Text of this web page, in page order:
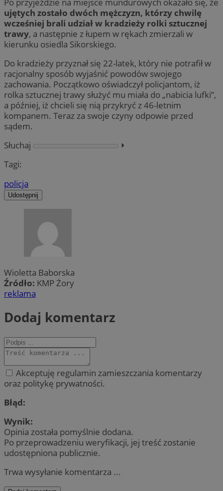
ujętych zostało dwóch mężczyzn, którzy chwilę
wcześniej brali udział w kradzieży rolki sztucznej
trawy, a następnie z łupem w rękach zmierzali w
kierunku osiedla Sikorskiego.
Do kradzieży przyznał się 22-latek, który nie potrafił w
racjonalny sposób wyjaśnić powodów swojego
zachowania. Początkowo oświadczył policjantom, iż
rolka sztucznej trawy służyć mu miała do „nabicia lufki”,
a później, iż chcieli się nią przykryć z 46-letnim
kompanem. Teraz za swoje czyny odpowie przed
sądem.
Słuchaj
⏵︎
Tagi:
policja
Udostępnij
Wioletta Baborska
Źródło: KMP Żory
reklama
Dodaj komentarz
Akceptuję regulamin zamieszczania komentarzy
oraz politykę prywatności.
Błąd:
Wynik:
Opinia została pomyślnie dodana.
Po przeprowadzeniu weryfikacji, jej treść zostanie
udostępniona publicznie.
Trwa wysyłanie komentarza ...